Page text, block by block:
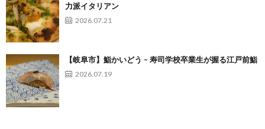
力派イタリアン
2026.07.21
【岐阜市】鮨かいどう – 寿司学校卒業生が握る江戸前鮨
2026.07.19